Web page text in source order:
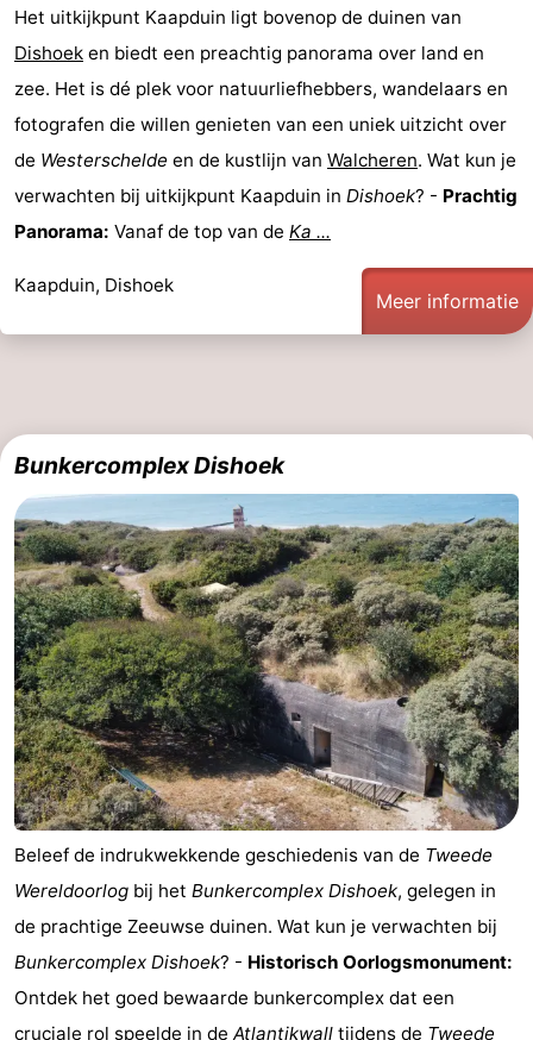
Het uitkijkpunt Kaapduin ligt bovenop de duinen van
Dishoek en biedt een preachtig panorama over land en
zee. Het is dé plek voor natuurliefhebbers, wandelaars en
fotografen die willen genieten van een uniek uitzicht over
de Westerschelde en de kustlijn van Walcheren. Wat kun je
verwachten bij uitkijkpunt Kaapduin in Dishoek? - Prachtig
Panorama: Vanaf de top van de Ka ...
Kaapduin, Dishoek
Meer informatie
Bunkercomplex Dishoek
Beleef de indrukwekkende geschiedenis van de Tweede
Wereldoorlog bij het Bunkercomplex Dishoek, gelegen in
de prachtige Zeeuwse duinen. Wat kun je verwachten bij
Bunkercomplex Dishoek? - Historisch Oorlogsmonument:
Ontdek het goed bewaarde bunkercomplex dat een
cruciale rol speelde in de Atlantikwall tijdens de Tweede